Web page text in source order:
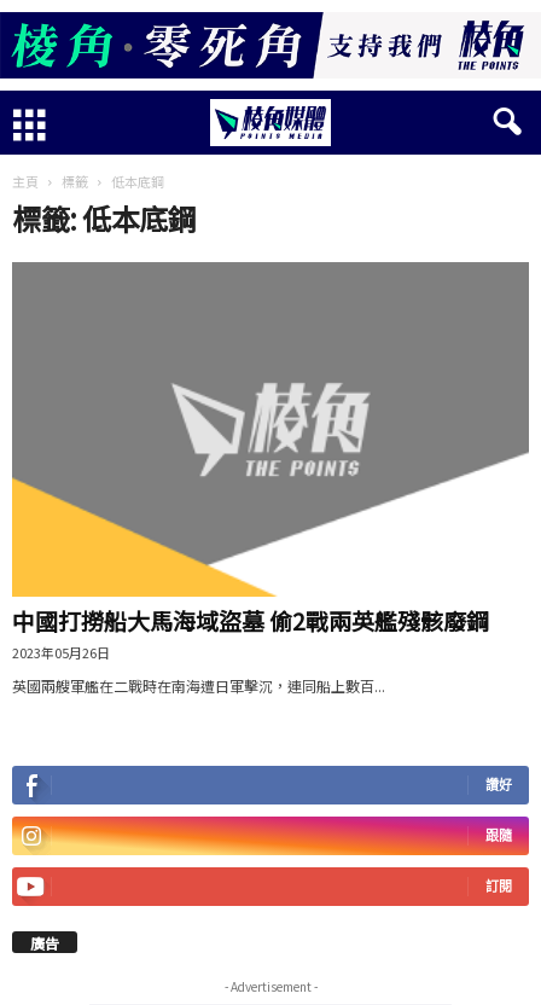
主頁 標籤 低本底鋼
標籤: 低本底鋼
中國打撈船大馬海域盜墓 偷2戰兩英艦殘骸廢鋼
2023年05月26日
英國兩艘軍艦在二戰時在南海遭日軍擊沉，連同船上數百...
讚好
跟隨
訂閱
廣告
- Advertisement -